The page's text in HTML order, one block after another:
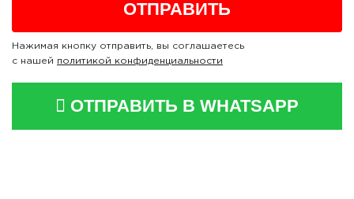
Нажимая кнопку отправить, вы соглашаетесь
с нашей политикой конфиденциальности
ОТПРАВИТЬ В WHATSAPP